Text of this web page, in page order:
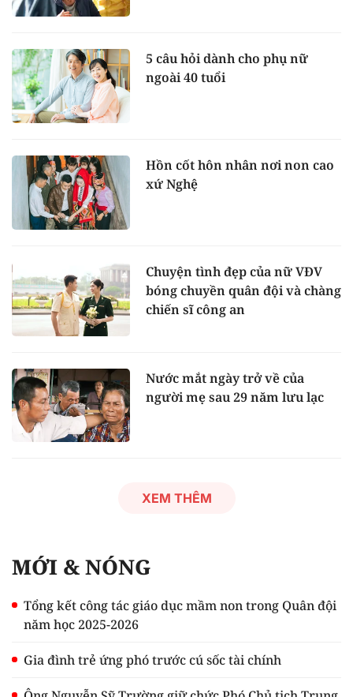
5 câu hỏi dành cho phụ nữ
ngoài 40 tuổi
Hồn cốt hôn nhân nơi non cao
xứ Nghệ
Chuyện tình đẹp của nữ VĐV
bóng chuyền quân đội và chàng
chiến sĩ công an
Nước mắt ngày trở về của
người mẹ sau 29 năm lưu lạc
XEM THÊM
MỚI & NÓNG
Tổng kết công tác giáo dục mầm non trong Quân đội
năm học 2025-2026
Gia đình trẻ ứng phó trước cú sốc tài chính